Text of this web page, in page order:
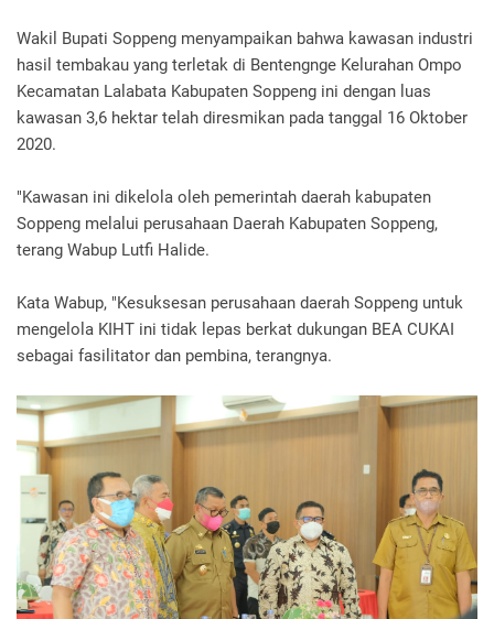
Wakil Bupati Soppeng menyampaikan bahwa kawasan industri
hasil tembakau yang terletak di Bentengnge Kelurahan Ompo
Kecamatan Lalabata Kabupaten Soppeng ini dengan luas
kawasan 3,6 hektar telah diresmikan pada tanggal 16 Oktober
2020.
"Kawasan ini dikelola oleh pemerintah daerah kabupaten
Soppeng melalui perusahaan Daerah Kabupaten Soppeng,
terang Wabup Lutfi Halide.
Kata Wabup, "Kesuksesan perusahaan daerah Soppeng untuk
mengelola KIHT ini tidak lepas berkat dukungan BEA CUKAI
sebagai fasilitator dan pembina, terangnya.